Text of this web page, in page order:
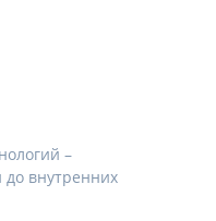
–
внутренних